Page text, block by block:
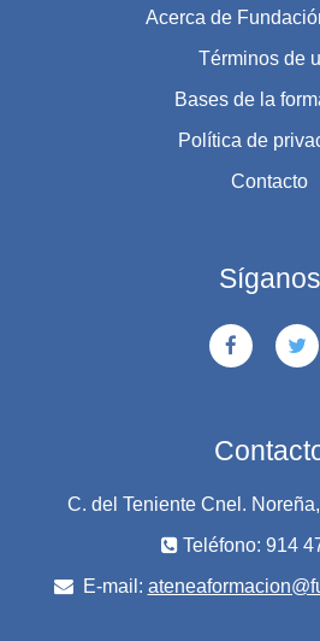
Acerca de
Términos de
Bases de la
Política de
Contacto
Síganos
C. del Teniente Cnel.
Teléfono: 914
E-mail: